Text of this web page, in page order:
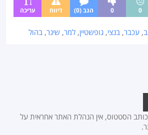
0
0 הגב (0) דיווח עריכה
,עכבר, בנצי,גופשטיין,למר, שיגר, בהול
הסטטוס, אין הנהלת האתר אחראית על